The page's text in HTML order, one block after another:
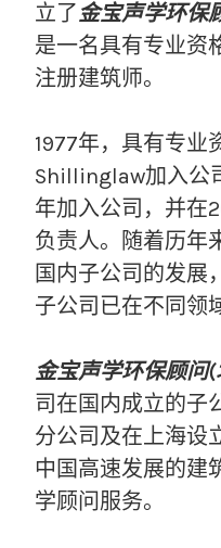
立了金宝声学环保
是一名具有专业资
注册建筑师。
1977年，具有专业
Shillinglaw加入公
年加入公司，并在
负责人。随着历年
国内子公司的发展
子公司已在不同领
金宝声学环保顾问
司在国内成立的子
分公司及在上海设
中国高速发展的建
学顾问服务。